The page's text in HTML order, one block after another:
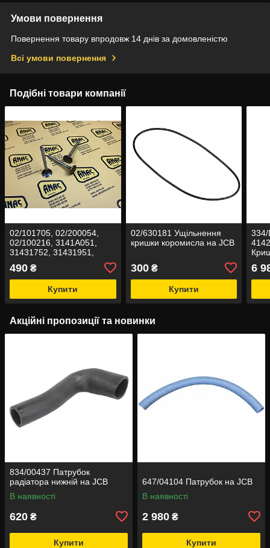
Умови повернення
Повернення товару впродовж 14 днів за домовленістю
Всі умови повернення
Подібні товари компанії
02/101705, 02/200054,
02/100216, 3141A051,
31431752, 31431951,
Клапан випускний на JCB
3CX,
490 ₴
Купити
02/630181 Ущільнення
кришки коромисла на JCB
300₴
Купити
334/
6
Акційні пропозиції та новинки
834/00437 Патрубок
радіатора нижній на JCB
В наявності
620 ₴
Купити
647/04104 Патрубок на JCB
В наявності
2 980 ₴
Купити